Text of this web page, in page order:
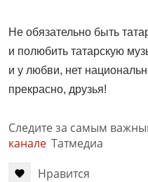
Не обязательно быть
и полюбить татарскую
и у любви, нет
прекрасно, друзья!
Следите за самым
канале Татмедиа
Нравится